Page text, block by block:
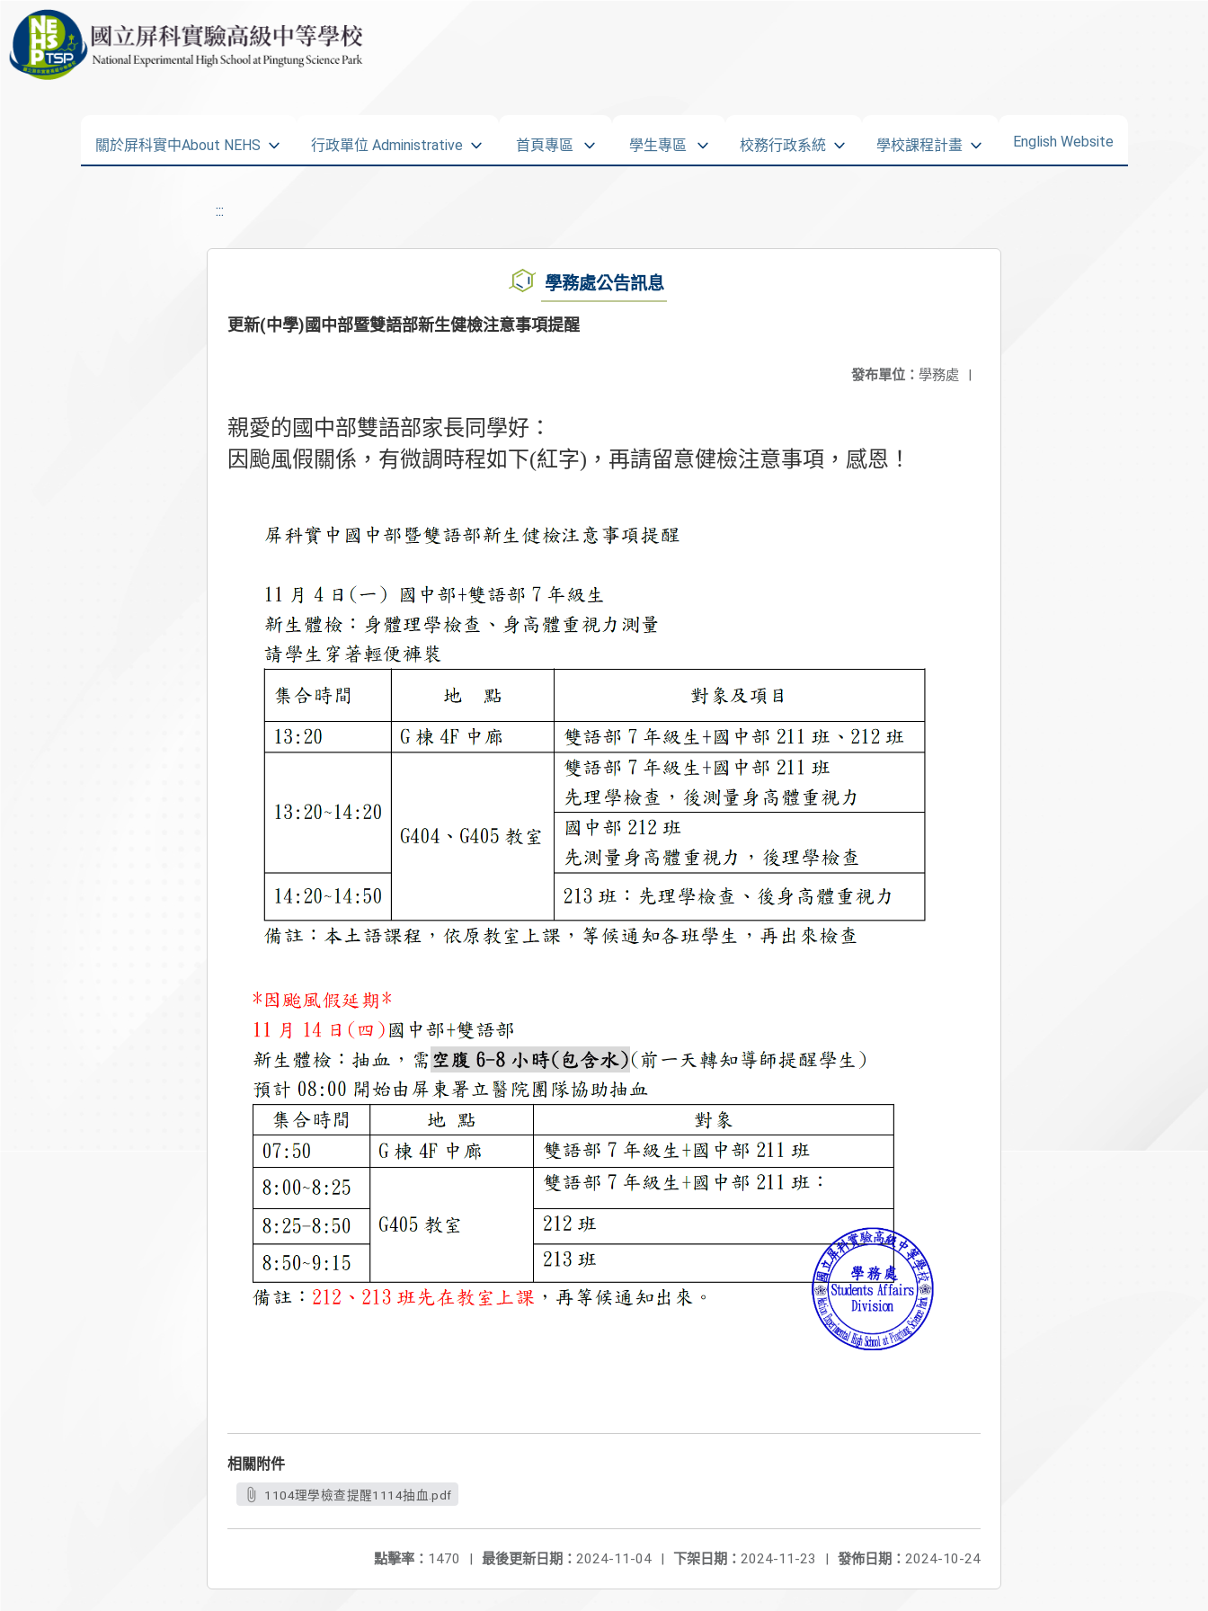
關於屏科實中About NEHS 行政單位 Administrative 首頁專區 學生專區 校務行政系統 學校課程計畫 English Website
:::
學務處公告訊息
更新(中學)國中部暨雙語部新生健檢注意事項提醒
發布單位： 學務處 |
親愛的國中部雙語部家長同學好：
因颱風假關係，有微調時程如下(紅字)，再請留意健檢注意事項，感恩！
相關附件
1104理學檢查提醒1114抽血.pdf
發佈日期： 2024-10-24
下架日期： 2024-11-23 |
最後更新日期： 2024-11-04 |
點擊率： 1470 |